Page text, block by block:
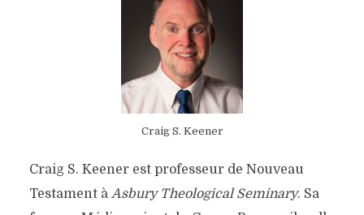
Craig S. Keener
Craig S. Keener est professeur de Nouveau
Testament à Asbury Theological Seminary. Sa